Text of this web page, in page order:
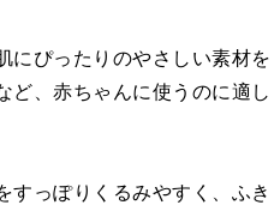
e
にぴったりのやさしい素材を
ど、赤ちゃんに使うのに適し
すっぽりくるみやすく、ふき